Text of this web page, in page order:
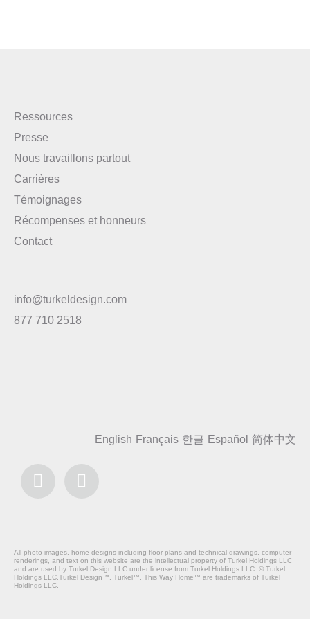
Ressources
Presse
Nous travaillons partout
Carrières
Témoignages
Récompenses et honneurs
Contact
info@turkeldesign.com
877 710 2518
English Français 한글 Español 简体中文
All photo images, home designs including floor plans and technical drawings, computer
renderings, and text on this website are the intellectual property of Turkel Holdings LLC
and are used by Turkel Design LLC under license from Turkel Holdings LLC. © Turkel
Holdings LLC.Turkel Design™, Turkel™, This Way Home™ are trademarks of Turkel
Holdings LLC.